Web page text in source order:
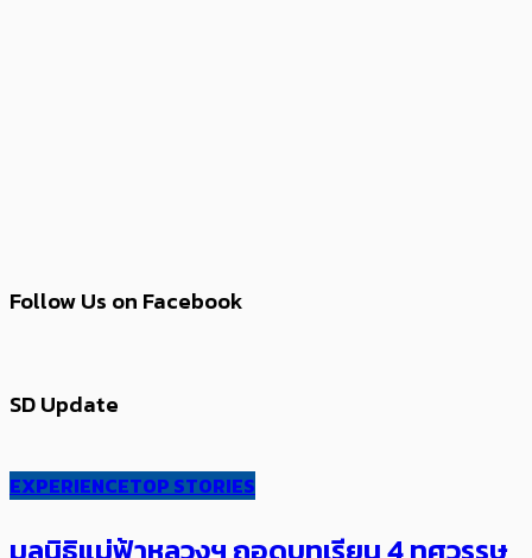
Follow Us on Facebook
SD Update
EXPERIENCETOP STORIES